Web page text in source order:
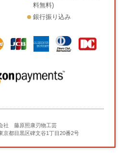
料無料)
銀行振り込み
社 藤原照康刃物工芸
都目黒区碑文谷1丁目20番2号